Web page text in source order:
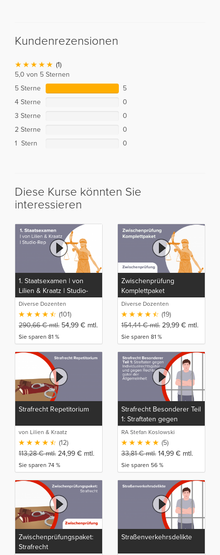
Kundenrezensionen
(1)
5,0 von 5 Sternen
5 Sterne
5
4 Sterne
0
3 Sterne
0
2 Sterne
0
1 Stern
0
Diese Kurse könnten Sie
interessieren
1. Staatsexamen | von
Lilien & Kraatz | Studio-
Rep
Diverse Dozenten
(101)
290,66€mtl. 54,99 € mtl.
Sie sparen 81 %
Zwischenprüfung
Komplettpaket
Diverse Dozenten
(19)
154,44€mtl. 29,99 € mtl.
Sie sparen 81 %
Strafrecht Repetitorium
von Lilien & Kraatz
(12)
113,28€mtl. 24,99 € mtl.
Sie sparen 74 %
Strafrecht Besonderer Teil
1: Straftaten gegen
Individualrechtsgüter und
gegen Rechtsgüter der
Allgemeinheit
RA Stefan Koslowski
(5)
33,81€mtl. 14,99 € mtl.
Sie sparen 56 %
Zwischenprüfungspaket:
Strafrecht
Straßenverkehrsdelikte